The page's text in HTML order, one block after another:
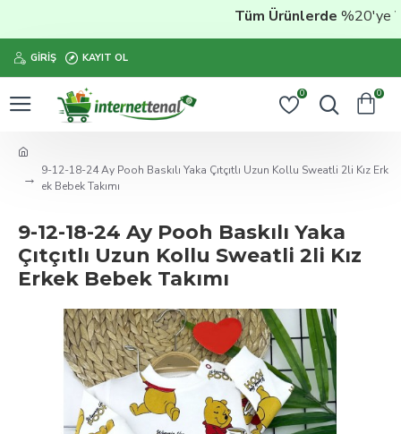
Tüm Ürünlerde%20'ye
GIRIŞ KAYIT OL
0 0
9-12-18-24 Ay Pooh Baskılı Yaka Çıtçıtlı Uzun Kollu Sweatli 2li Kız Erk
ek Bebek Takımı
9-12-18-24 Ay Pooh Baskılı Yaka
Çıtçıtlı Uzun Kollu Sweatli 2li Kız
Erkek Bebek Takımı